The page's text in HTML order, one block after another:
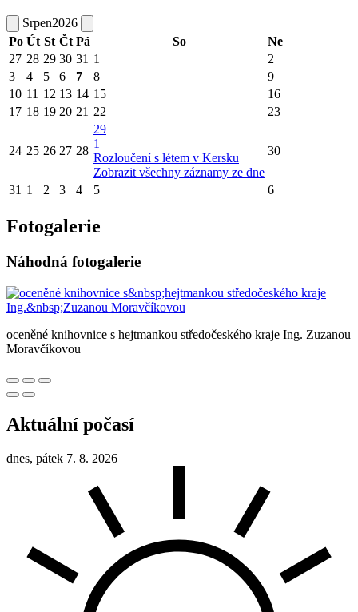
Srpen2026
Po Út St Čt Pá So
Ne
27 28 29 30 31 1
2
3
4 5 6 7 8
9
10 11 12 13 14 15
16
17 18 19 20 21 22 23
24 25 26 27 28
29
1
Rozloučení s létem v Kersku
Zobrazit všechny záznamy ze dne
30
31 1 2 3 4 5 6
Fotogalerie
Náhodná fotogalerie
oceněné knihovnice s hejtmankou středočeského kraje Ing. Zuzanou
Moravčíkovou
Aktuální počasí
dnes, pátek 7. 8. 2026